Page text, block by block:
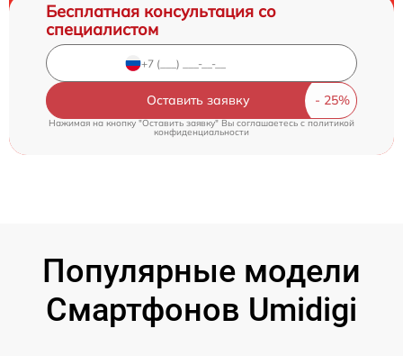
Бесплатная консультация со
специалистом
Оставить заявку
Нажимая на кнопку "Оставить заявку" Вы соглашаетесь c политикой
конфиденциальности
Популярные модели
Смартфонов Umidigi